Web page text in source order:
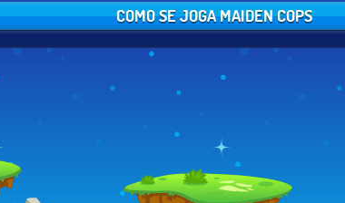
COMO SE JOGA MAIDEN COPS